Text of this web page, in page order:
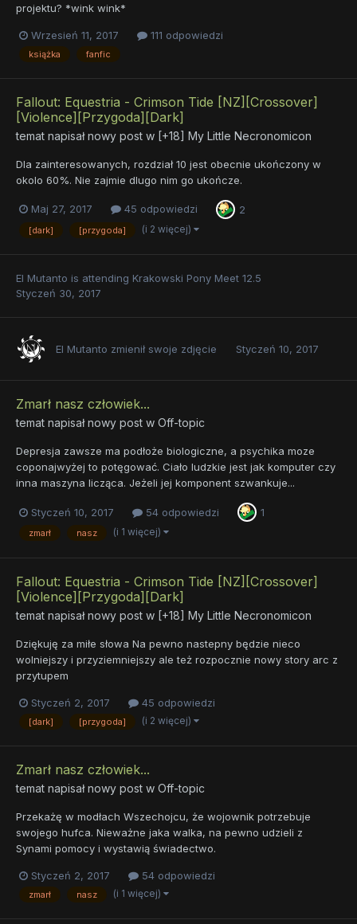
projektu? *wink wink*
Wrzesień 11, 2017 111 odpowiedzi
książka fanfic
Fallout: Equestria - Crimson Tide [NZ][Crossover]
[Violence][Przygoda][Dark]
temat napisał nowy post w [+18] My Little Necronomicon
Dla zainteresowanych, rozdział 10 jest obecnie ukończony w
okolo 60%. Nie zajmie dlugo nim go ukończe.
Maj 27, 2017 45 odpowiedzi 2
[dark] [przygoda] (i 2 więcej)
El Mutanto is attending Krakowski Pony Meet 12.5
Styczeń 30, 2017
El Mutanto zmienił swoje zdjęcie Styczeń 10, 2017
Zmarł nasz człowiek...
temat napisał nowy post w Off-topic
Depresja zawsze ma podłoże biologiczne, a psychika moze
coponajwyżej to potęgować. Ciało ludzkie jest jak komputer czy
inna maszyna licząca. Jeżeli jej komponent szwankuje...
Styczeń 10, 2017 54 odpowiedzi 1
zmarł nasz (i 1 więcej)
Fallout: Equestria - Crimson Tide [NZ][Crossover]
[Violence][Przygoda][Dark]
temat napisał nowy post w [+18] My Little Necronomicon
Dziękuję za miłe słowa Na pewno nastepny będzie nieco
wolniejszy i przyziemniejszy ale też rozpocznie nowy story arc z
przytupem
Styczeń 2, 2017 45 odpowiedzi
[dark] [przygoda] (i 2 więcej)
Zmarł nasz człowiek...
temat napisał nowy post w Off-topic
Przekażę w modłach Wszechojcu, że wojownik potrzebuje
swojego hufca. Nieważne jaka walka, na pewno udzieli z
Synami pomocy i wystawią świadectwo.
Styczeń 2, 2017 54 odpowiedzi
zmarł nasz (i 1 więcej)